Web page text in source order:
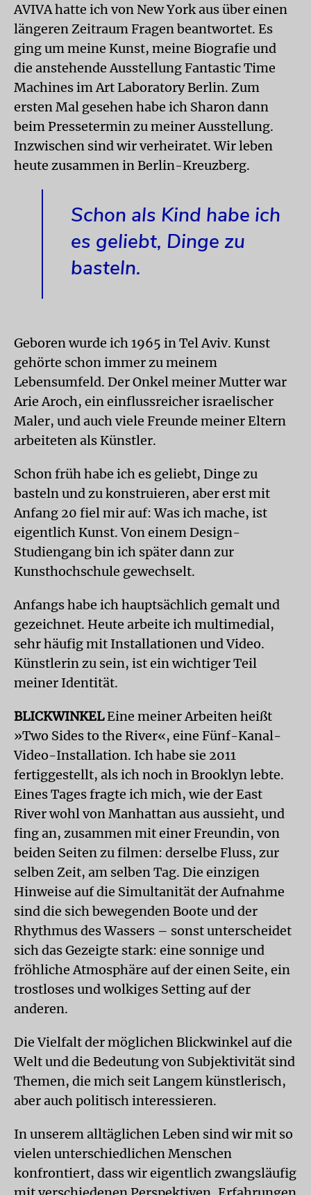
AVIVA hatte ich von New York aus über einen
längeren Zeitraum Fragen beantwortet. Es
ging um meine Kunst, meine Biografie und
die anstehende Ausstellung Fantastic Time
Machines im Art Laboratory Berlin. Zum
ersten Mal gesehen habe ich Sharon dann
beim Pressetermin zu meiner Ausstellung.
Inzwischen sind wir verheiratet. Wir leben
heute zusammen in Berlin-Kreuzberg.
Schon als Kind habe ich
es geliebt, Dinge zu
basteln.
Geboren wurde ich 1965 in Tel Aviv. Kunst
gehörte schon immer zu meinem
Lebensumfeld. Der Onkel meiner Mutter war
Arie Aroch, ein einflussreicher israelischer
Maler, und auch viele Freunde meiner Eltern
arbeiteten als Künstler.
Schon früh habe ich es geliebt, Dinge zu
basteln und zu konstruieren, aber erst mit
Anfang 20 fiel mir auf: Was ich mache, ist
eigentlich Kunst. Von einem Design-
Studiengang bin ich später dann zur
Kunsthochschule gewechselt.
Anfangs habe ich hauptsächlich gemalt und
gezeichnet. Heute arbeite ich multimedial,
sehr häufig mit Installationen und Video.
Künstlerin zu sein, ist ein wichtiger Teil
meiner Identität.
BLICKWINKELEine meiner Arbeiten heißt
»Two Sides to the River«, eine Fünf-Kanal-
Video-Installation. Ich habe sie 2011
fertiggestellt, als ich noch in Brooklyn lebte.
Eines Tages fragte ich mich, wie der East
River wohl von Manhattan aus aussieht, und
fing an, zusammen mit einer Freundin, von
beiden Seiten zu filmen: derselbe Fluss, zur
selben Zeit, am selben Tag. Die einzigen
Hinweise auf die Simultanität der Aufnahme
sind die sich bewegenden Boote und der
Rhythmus des Wassers – sonst unterscheidet
sich das Gezeigte stark: eine sonnige und
fröhliche Atmosphäre auf der einen Seite, ein
trostloses und wolkiges Setting auf der
anderen.
Die Vielfalt der möglichen Blickwinkel auf die
Welt und die Bedeutung von Subjektivität sind
Themen, die mich seit Langem künstlerisch,
aber auch politisch interessieren.
In unserem alltäglichen Leben sind wir mit so
vielen unterschiedlichen Menschen
konfrontiert, dass wir eigentlich zwangsläufig